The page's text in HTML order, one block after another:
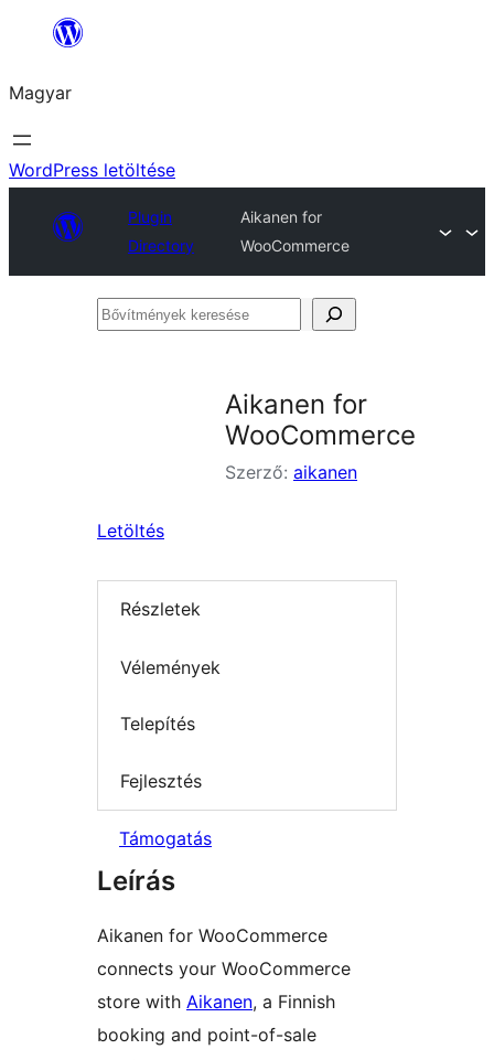
Ugrás
tartalomhoz
Magyar
WordPress letöltése
Plugin
Directory
Aikanen for
WooCommerce
Bővítmények
Aikanen for
WooCommerce
Szerző: aikanen
Letöltés
Részletek
Vélemények
Telepítés
Fejlesztés
Támogatás
Leírás
Aikanen for WooCommerce
connects your WooCommerce
store with Aikanen, a Finnish
booking and point-of-sale